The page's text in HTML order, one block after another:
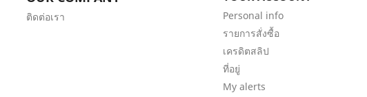
ติดต่อเรา
Personal info
รายการสั่งซื้อ
เครดิตสลิป
ที่อยู่
My alerts